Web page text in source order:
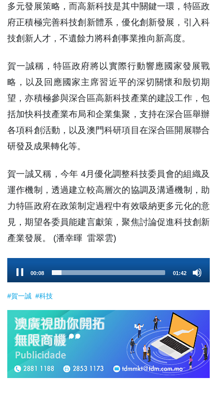
多元發展策略，而高新科技是其中關鍵一環，特區政
府正積極完善科技創新體系，優化創新發展，引入科
技創新人才，不遺餘力將科創事業推向新高度。
賀一誠稱，特區政府將以實際行動響應國家發展戰
略，以及回應國家主席習近平的深切關懷和殷切期
望，亦積極參與深合區高新科技產業的建設工作，包
括加快科技產業布局和企業集聚，支持在深合區舉辦
各項科創活動，以及澳門科研項目在深合區開展聯合
研發及成果轉化等。
賀一誠又稱，今年 4月優化調整科技委員會的組織及
運作機制，透過建立較高層次的協調及溝通機制，助
力特區政府在政策制定過程中有效吸納更多元化的意
見，期望各委員能建言獻策，聚焦討論促進科技創新
產業發展。 (潘幸暉 雷翠雲)
Player
00:09 01:42
#賀一誠 #科技